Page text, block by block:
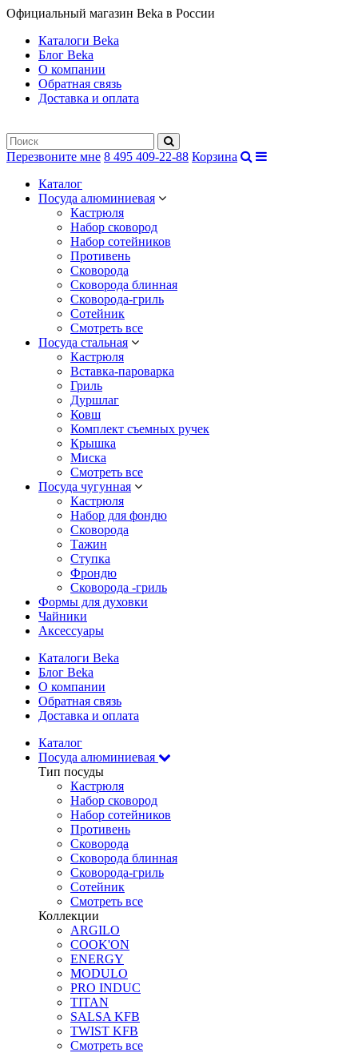
Официальный магазин Beka в России
Каталоги Beka
Блог Beka
О компании
Обратная связь
Доставка и оплата
Перезвоните мне 8 495 409-22-88 Корзина
Каталог
Посуда алюминиевая
Кастрюля
Набор сковород
Набор сотейников
Противень
Сковорода
Сковорода блинная
Сковорода-гриль
Сотейник
Смотреть все
Посуда стальная
Кастрюля
Вставка-пароварка
Гриль
Дуршлаг
Ковш
Комплект съемных ручек
Крышка
Миска
Смотреть все
Посуда чугунная
Кастрюля
Набор для фондю
Сковорода
Тажин
Ступка
Фрондю
Сковорода -гриль
Формы для духовки
Чайники
Аксессуары
Каталоги Beka
Блог Beka
О компании
Обратная связь
Доставка и оплата
Каталог
Посуда алюминиевая
Тип посуды
Кастрюля
Набор сковород
Набор сотейников
Противень
Сковорода
Сковорода блинная
Сковорода-гриль
Сотейник
Смотреть все
Коллекции
ARGILO
COOK'ON
ENERGY
MODULO
PRO INDUC
TITAN
SALSA KFB
TWIST KFB
Смотреть все